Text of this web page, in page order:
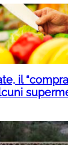
il